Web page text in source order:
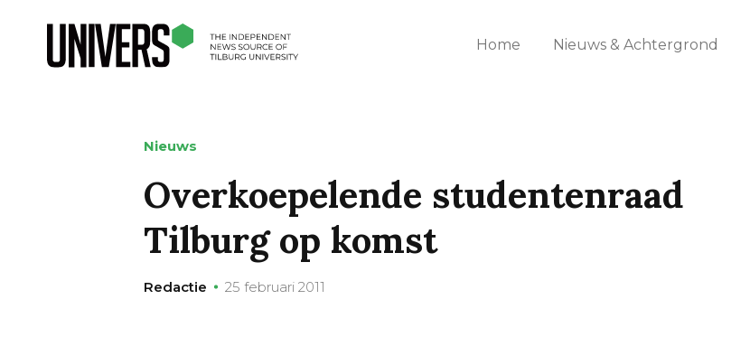
Home Nieuws & Achtergrond
Nieuws
Overkoepelende studentenraad
Tilburg op komst
Redactie 25 februari 2011